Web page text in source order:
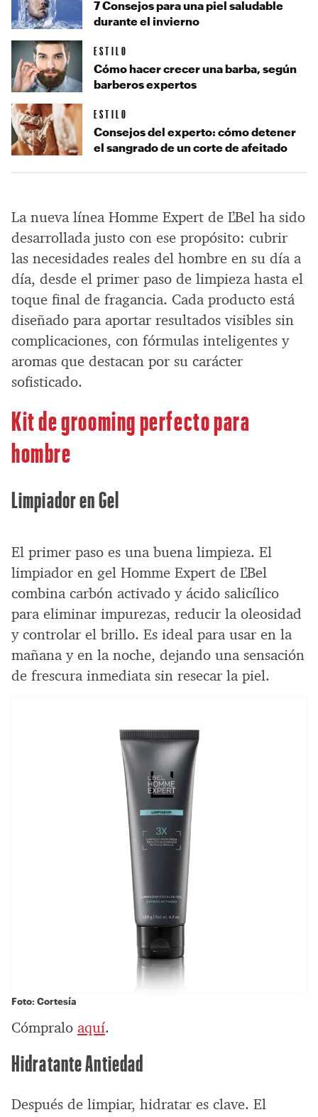
La nueva línea Homme Expert de L’Bel ha sido
desarrollada justo con ese propósito: cubrir
las necesidades reales del hombre en su día a
día, desde el primer paso de limpieza hasta el
toque final de fragancia. Cada producto está
diseñado para aportar resultados visibles sin
complicaciones, con fórmulas inteligentes y
aromas que destacan por su carácter
sofisticado.
Kit de grooming perfecto para
hombre
Limpiador en Gel
El primer paso es una buena limpieza. El
limpiador en gel Homme Expert de L’Bel
combina carbón activado y ácido salicílico
para eliminar impurezas, reducir la oleosidad
y controlar el brillo. Es ideal para usar en la
mañana y en la noche, dejando una sensación
de frescura inmediata sin resecar la piel.
Foto: Cortesía
Cómpralo aquí.
Hidratante Antiedad
Después de limpiar, hidratar es clave. El
7 Consejos para una piel saludable
durante el invierno
ESTILO
Cómo hacer crecer una barba, según
barberos expertos
ESTILO
Consejos del experto: cómo detener
el sangrado de un corte de afeitado